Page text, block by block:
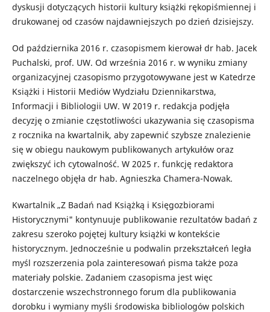
dyskusji dotyczących historii kultury książki rękopiśmiennej i
drukowanej od czasów najdawniejszych po dzień dzisiejszy.
Od października 2016 r. czasopismem kierował dr hab. Jacek
Puchalski, prof. UW. Od września 2016 r. w wyniku zmiany
organizacyjnej czasopismo przygotowywane jest w Katedrze
Książki i Historii Mediów Wydziału Dziennikarstwa,
Informacji i Bibliologii UW. W 2019 r. redakcja podjęła
decyzję o zmianie częstotliwości ukazywania się czasopisma
z rocznika na kwartalnik, aby zapewnić szybsze znalezienie
się w obiegu naukowym publikowanych artykułów oraz
zwiększyć ich cytowalność. W 2025 r. funkcję redaktora
naczelnego objęła dr hab. Agnieszka Chamera-Nowak.
Kwartalnik „Z Badań nad Książką i Księgozbiorami
Historycznymi" kontynuuje publikowanie rezultatów badań z
zakresu szeroko pojętej kultury książki w kontekście
historycznym. Jednocześnie u podwalin przekształceń legła
myśl rozszerzenia pola zainteresowań pisma także poza
materiały polskie. Zadaniem czasopisma jest więc
dostarczenie wszechstronnego forum dla publikowania
dorobku i wymiany myśli środowiska bibliologów polskich